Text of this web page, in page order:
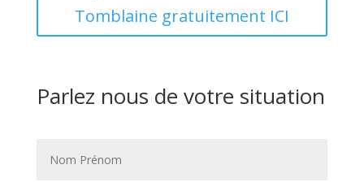
Tomblaine gratuitement ICI
Parlez nous de votre situation